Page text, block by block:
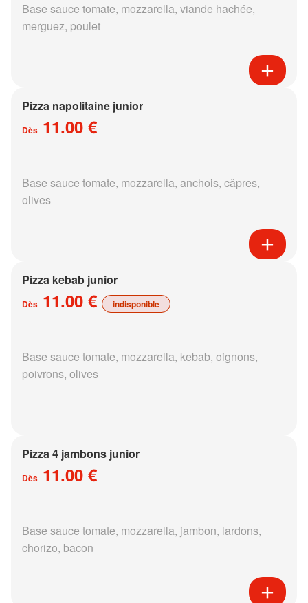
Base sauce tomate, mozzarella, viande hachée,
merguez, poulet
Pizza napolitaine junior
Dès 11.00 €
Base sauce tomate, mozzarella, anchois, câpres,
olives
Pizza kebab junior
Dès 11.00 € indisponible
Base sauce tomate, mozzarella, kebab, oignons,
poivrons, olives
Pizza 4 jambons junior
Dès 11.00 €
Base sauce tomate, mozzarella, jambon, lardons,
chorizo, bacon